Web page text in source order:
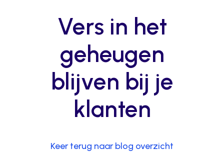
Vers in het
geheugen
blijven bij je
klanten
Keer terug naar blog overzicht